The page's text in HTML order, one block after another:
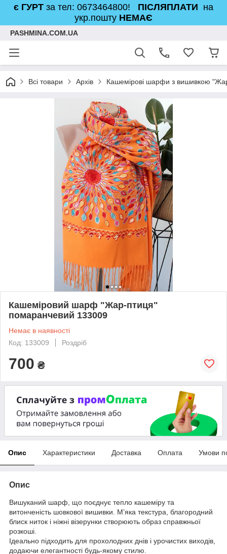
є ГУРТ за тел: 0673464800! ПІСЛЯПЛАТИ на
укр.пошту НЕМАЄ
PASHMINA.COM.UA
Всі товари Архів Кашемірові шарфи з вишивкою
Кашеміровий шарф "Жар-птиця"
помаранчевий 133009
Немає в наявності
Код: 133009
Роздріб
700 ₴
Опис Характеристики Доставка Оплата Умови
Опис
Вишуканий шарф, що поєднує тепло кашеміру та
витонченість шовкової вишивки. М’яка текстура, благородний
блиск ниток і ніжні візерунки створюють образ справжньої
розкоші.
Ідеально підходить для прохолодних днів і урочистих виходів,
додаючи елегантності будь-якому стилю.